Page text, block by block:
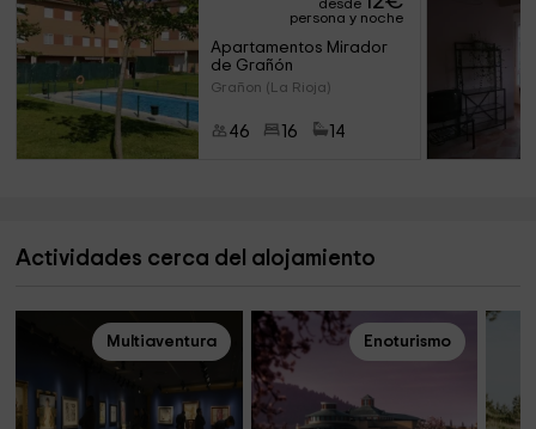
desde
persona y noche
Apartamentos Mirador
de Grañón
Grañon (La Rioja)
46 16 14
Actividades cerca del alojamiento
Multiaventura Enoturismo